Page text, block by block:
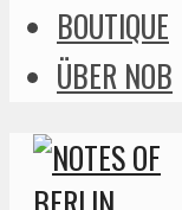
BOUTIQUE
ÜBER NOB